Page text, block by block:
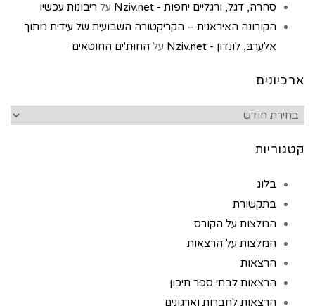
סהרה, דגל, ורגליים יחפות - Nziv.net
על ריבונות עכשיו
הקורונה האיראנית – הקריקטורה השבועית של עידית מתוך
אלעַרַבּ, לונדון - Nziv.net
על החוּת'ים החוטאים
ארכיונים
קטגוריות
בלוג
בתקשורת
המלצות על הקורס
המלצות על הרצאות
הרצאות
הרצאות לבתי ספר תיכון
הרצאות לחברות וארגונים